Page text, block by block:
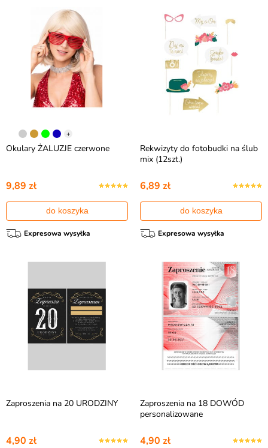
+
Okulary ŻALUZJE czerwone
9,89 zł
do koszyka
Expresowa wysyłka
Rekwizyty do fotobudki na ślub
mix (12szt.)
6,89 zł
do koszyka
Expresowa wysyłka
Zaproszenia na 20 URODZINY
4,90 zł
Zaproszenia na 18 DOWÓD
personalizowane
4,90 zł